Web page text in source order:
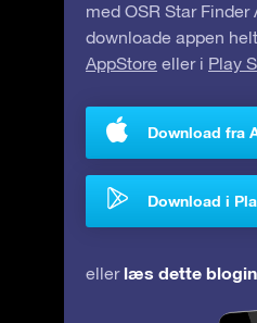
med OSR Star Finder
downloade appen
AppStore eller i Play
Download fra
Download i
eller læs dette